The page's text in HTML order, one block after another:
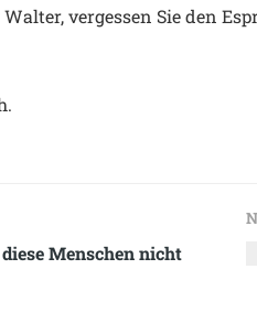
vergessen Sie den
Menschen nicht